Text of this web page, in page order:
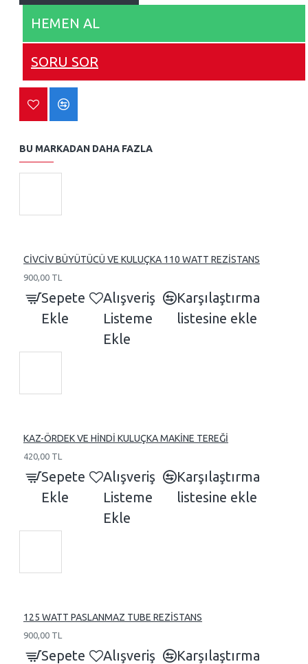
HEMEN AL
SORU SOR
BU MARKADAN DAHA FAZLA
CİVCİV BÜYÜTÜCÜ VE KULUÇKA 110 WATT REZİSTANS
900,00 TL
Sepete
Ekle
Alışveriş
Listeme
Ekle
Karşılaştırma
listesine ekle
KAZ-ÖRDEK VE HİNDİ KULUÇKA MAKİNE TEREĞİ
420,00 TL
Sepete
Ekle
Alışveriş
Listeme
Ekle
Karşılaştırma
listesine ekle
125 WATT PASLANMAZ TUBE REZİSTANS
900,00 TL
Sepete
Alışveriş
Karşılaştırma